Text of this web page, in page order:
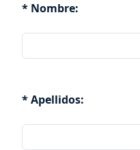
* Nombre:
* Apellidos: